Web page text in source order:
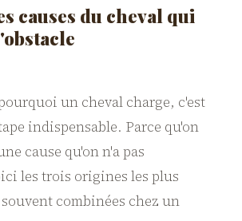
causes du cheval qui
un cheval charge, c'est
indispensable. Parce qu'on
cause qu'on n'a pas
les trois origines les plus
combinées chez un